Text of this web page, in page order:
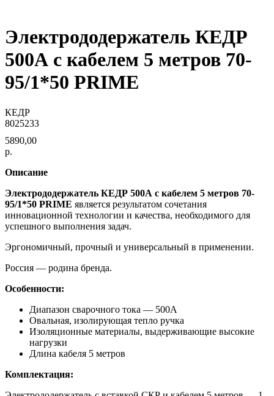
Электрододержатель КЕДР
500А с кабелем 5 метров 70-
95/1*50 PRIME
КЕДР
8025233
5890,00
р.
Описание
Электрододержатель КЕДР 500А с кабелем 5 метров 70-
95/1*50 PRIME является результатом сочетания
инновационной технологии и качества, необходимого для
успешного выполнения задач.
Эргономичный, прочный и универсальный в применении.
Россия — родина бренда.
Особенности:
Диапазон сварочного тока — 500А
Овальная, изолирующая тепло ручка
Изоляционные материалы, выдерживающие высокие
нагрузки
Длина кабеля 5 метров
Комплектация: